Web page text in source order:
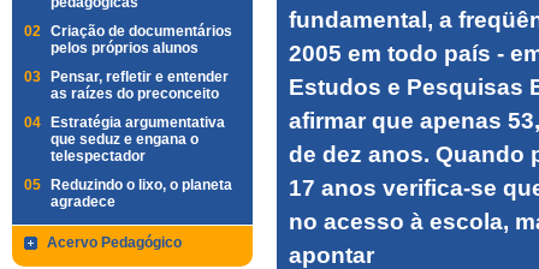
02 Criação de documentários
pelos próprios alunos
03
Pensar, refletir e entender
as raízes do preconceito
04
Estratégia argumentativa
que seduz e engana o
telespectador
05
Reduzindo o lixo, o planeta
agradece
Acervo Pedagógico
fundamental, a
2005 em todo país -
Estudos e Pesquisas
afirmar que apenas
de dez anos. Quando
17 anos verifica-se
no acesso à escola,
apontar